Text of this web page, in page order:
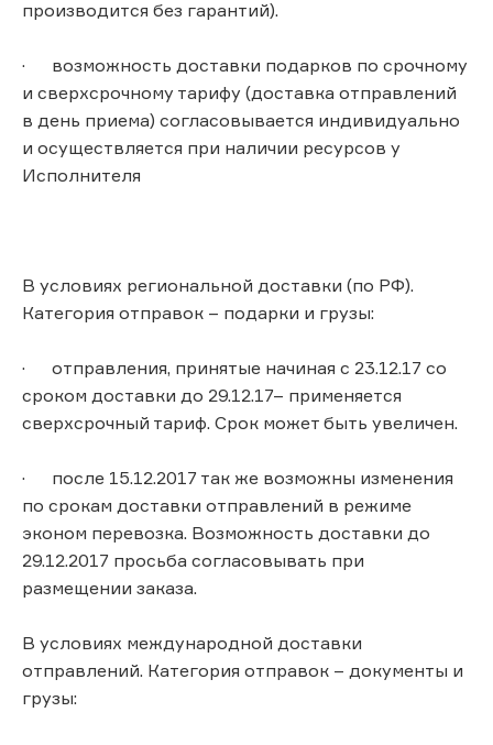
производится без гарантий).
· возможность доставки подарков по срочному
и сверхсрочному тарифу (доставка отправлений
в день приема) согласовывается индивидуально
и осуществляется при наличии ресурсов у
Исполнителя
В условиях региональной доставки (по РФ).
Категория отправок – подарки и грузы:
· отправления, принятые начиная с 23.12.17 со
сроком доставки до 29.12.17– применяется
сверхсрочный тариф. Срок может быть увеличен.
· после 15.12.2017 так же возможны изменения
по срокам доставки отправлений в режиме
эконом перевозка. Возможность доставки до
29.12.2017 просьба согласовывать при
размещении заказа.
В условиях международной доставки
отправлений. Категория отправок – документы и
грузы: